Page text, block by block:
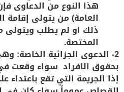
هذا النوع من الدعاوى
العامة) من يتولى
ذلك او لم يطلب ويتولى
المختصة.
2- الدعوى الجزائية الخاصة :
بحقوق الافراد سواء وقعت
إذا الجريمة التي تقع